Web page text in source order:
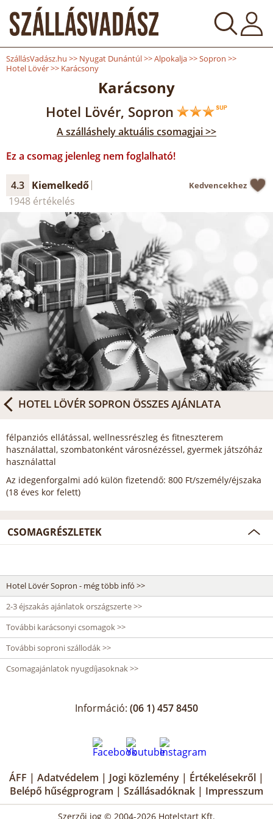
SzállásVadász.hu >> Nyugat Dunántúl>>Alpokalja>>Sopron >>
Hotel Lövér>> Karácsony
Karácsony
Hotel Lövér, Sopron
A szálláshely aktuális csomagjai >>
Ez a csomag jelenleg nem foglalható!
4.3 Kiemelkedő
1948 értékelés
Kedvencekhez
HOTEL LÖVÉR SOPRON ÖSSZES AJÁNLATA
félpanziós ellátással, wellnessrészleg és fitneszterem
használattal, szombatonként városnézéssel, gyermek játszóház
használattal
Az idegenforgalmi adó külön fizetendő: 800 Ft/személy/éjszaka
(18 éves kor felett)
CSOMAGRÉSZLETEK
Hotel Lövér Sopron - még több infó >>
2-3 éjszakás ajánlatok országszerte >>
További karácsonyi csomagok >>
További soproni szállodák >>
Csomagajánlatok nyugdíjasoknak >>
Információ: (06 1) 457 8450
ÁFF | Adatvédelem | Jogi közlemény | Értékelésekről |
Belépő hűségprogram | Szállásadóknak | Impresszum
Szerzői jog © 2004-2026 Hotelstart Kft.